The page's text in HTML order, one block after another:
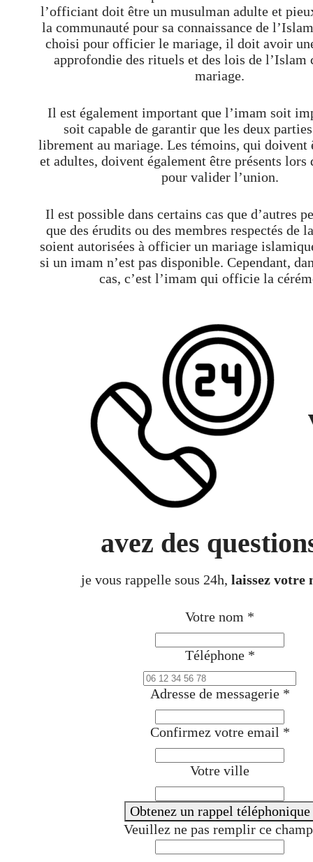
l’officiant doit être un musulman adulte et
la communauté pour sa connaissance de
choisi pour officier le mariage, il doit avoir
approfondie des rituels et des lois de l’Islam
mariage.
Il est également important que l’imam soit
soit capable de garantir que les deux
librement au mariage. Les témoins, qui doivent
et adultes, doivent également être présents lors
pour valider l’union.
Il est possible dans certains cas que d’autres
que des érudits ou des membres respectés de
soient autorisées à officier un mariage
si un imam n’est pas disponible. Cependant,
cas, c’est l’imam qui officie la
avez des
je vous rappelle sous 24h, laissez votre
Votre nom *
Téléphone *
Adresse de messagerie *
Confirmez votre email *
Votre ville
Obtenez un rappel téléphonique
Veuillez ne pas remplir ce